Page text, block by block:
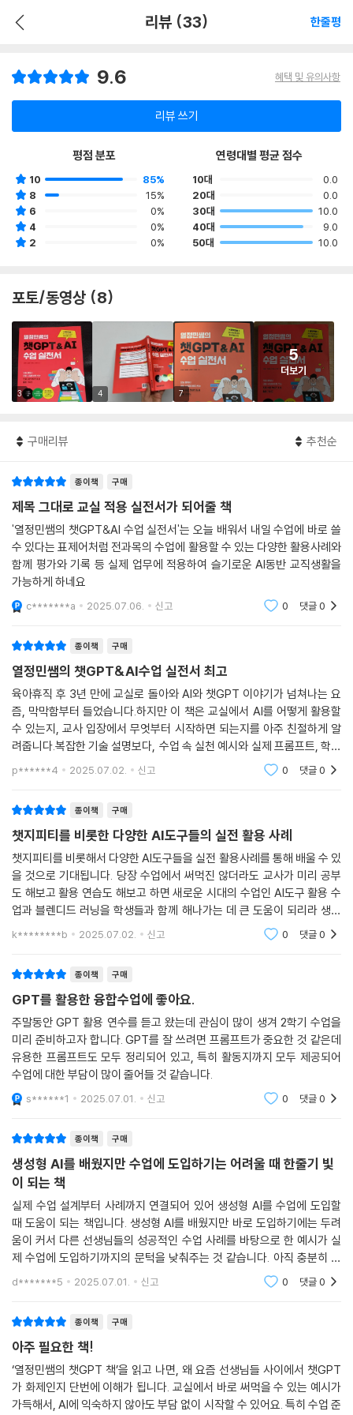
리뷰 (33) 한줄평
9.6 혜택 및 유의사항
리뷰 쓰기
평점 분포
10
85%
8
15%
6
0%
4
0%
2
0%
연령대별 평균 점수
10대
0.0
20대
0.0
30대
10.0
40대
9.0
50대
10.0
포토/동영상 (8)
3 4 7
5
더보기
구매리뷰 추천순
종이책 구매
제목 그대로 교실 적용 실전서가 되어줄 책
'열정민쌤의 챗GPT&AI 수업 실전서'는 오늘 배워서 내일 수업에 바로 쓸
수 있다는 표제어처럼 전과목의 수업에 활용할 수 있는 다양한 활용사례와
함께 평가와 기록 등 실제 업무에 적용하여 슬기로운 AI동반 교직생활을
가능하게 하네요
c*******a 2025.07.06. 신고 0 댓글0
종이책 구매
열정민쌤의 챗GPT&AI수업 실전서 최고
육아휴직 후 3년 만에 교실로 돌아와 AI와 챗GPT 이야기가 넘쳐나는 요
즘, 막막함부터 들었습니다.하지만 이 책은 교실에서 AI를 어떻게 활용할
수 있는지, 교사 입장에서 무엇부터 시작하면 되는지를 아주 친절하게 알
려줍니다.복잡한 기술 설명보다, 수업 속 실천 예시와 실제 프롬프트, 학생
활동 흐름이 자세히 나와 있어서 바로 따라 해볼 수 있었고, 용기를 얻었습
니다.
p******4 2025.07.02. 신고 0 댓글0
종이책 구매
챗지피티를 비롯한 다양한 AI도구들의 실전 활용 사례
챗지피티를 비롯해서 다양한 AI도구들을 실전 활용사례를 통해 배울 수 있
을 것으로 기대됩니다. 당장 수업에서 써먹진 않더라도 교사가 미리 공부
도 해보고 활용 연습도 해보고 하면 새로운 시대의 수업인 AI도구 활용 수
업과 블렌디드 러닝을 학생들과 함께 해나가는 데 큰 도움이 되리라 생각
합니다.
k********b 2025.07.02. 신고 0 댓글0
종이책 구매
GPT를 활용한 융합수업에 좋아요.
주말동안 GPT 활용 연수를 듣고 왔는데 관심이 많이 생겨 2학기 수업을
미리 준비하고자 합니다. GPT를 잘 쓰려면 프롬프트가 중요한 것 같은데
유용한 프롬프트도 모두 정리되어 있고, 특히 활동지까지 모두 제공되어
수업에 대한 부담이 많이 줄어들 것 같습니다.
s******1 2025.07.01. 신고 0 댓글0
종이책 구매
생성형 AI를 배웠지만 수업에 도입하기는 어려울 때 한줄기 빛
이 되는 책
실제 수업 설계부터 사례까지 연결되어 있어 생성형 AI를 수업에 도입할
때 도움이 되는 책입니다. 생성형 AI를 배웠지만 바로 도입하기에는 두려
움이 커서 다른 선생님들의 성공적인 수업 사례를 바탕으로 한 예시가 실
제 수업에 도입하기까지의 문턱을 낮춰주는 것 같습니다. 아직 충분히 살
펴보지는 못했지만, 이번 여름방학 정독하고 실행해보며 2학기 수업을 좀
d*******5 2025.07.01. 신고 0 댓글0
종이책 구매
아주 필요한 책!
‘열정민쌤의 챗GPT 책’을 읽고 나면, 왜 요즘 선생님들 사이에서 챗GPT
가 화제인지 단번에 이해가 됩니다. 교실에서 바로 써먹을 수 있는 예시가
가득해서, AI에 익숙하지 않아도 부담 없이 시작할 수 있어요. 특히 수업 준